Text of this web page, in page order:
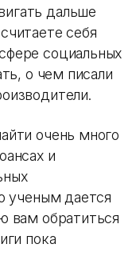
дальше
себя
социальных
о чем писали
очень много
и
ученым дается
вам обратиться
пока